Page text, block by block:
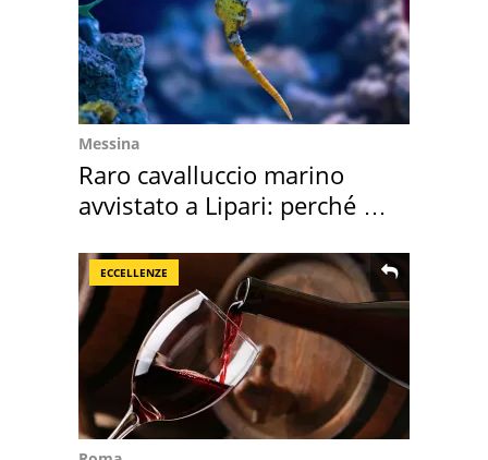
Messina
Raro cavalluccio marino
avvistato a Lipari: perché è
ECCELLENZE